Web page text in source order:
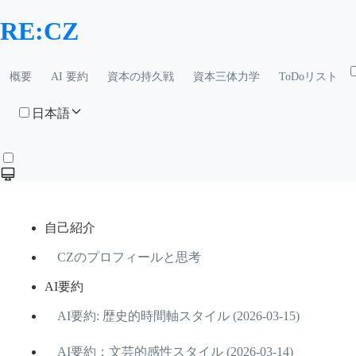
RE:CZ
概要 AI 要約 資本の持久戦 資本三体力学 ToDoリスト
日本語
自己紹介
CZのプロフィールと思考
AI要約
AI要約: 歴史的時間軸スタイル (2026-03-15)
AI要約：文芸的感性スタイル (2026-03-14)